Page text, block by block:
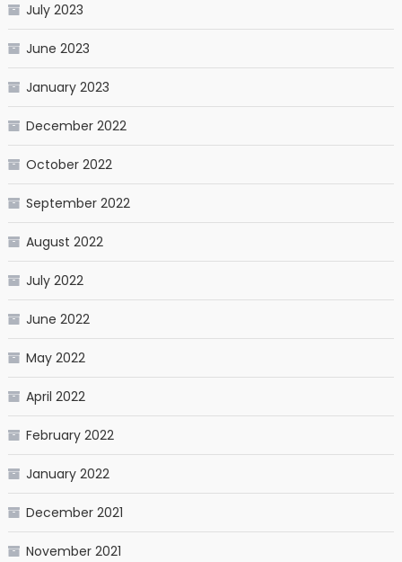
July 2023
June 2023
January 2023
December 2022
October 2022
September 2022
August 2022
July 2022
June 2022
May 2022
April 2022
February 2022
January 2022
December 2021
November 2021